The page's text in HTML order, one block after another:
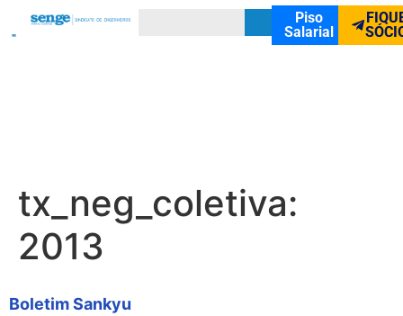
Piso
Salarial
tx_neg_coletiva:
2013
Boletim Sankyu